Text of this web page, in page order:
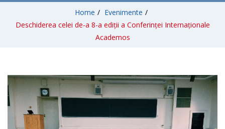
Home / Evenimente /
Deschiderea celei de-a 8-a ediții a Conferinței Internaționale
Academos